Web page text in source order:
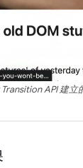
API 建立